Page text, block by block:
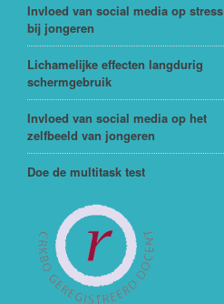
Invloed van social media op stress
bij jongeren
Lichamelijke effecten langdurig
schermgebruik
Invloed van social media op het
zelfbeeld van jongeren
Doe de multitask test